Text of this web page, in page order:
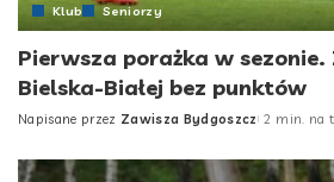
Klub Seniorzy
Pierwsza porażka w sezonie.
Bielska-Białej bez punktów
Posted
Napisane przez Zawisza Bydgoszcz 2 min. na